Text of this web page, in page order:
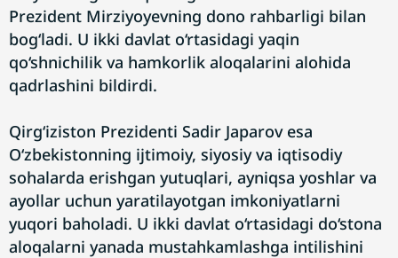
Prezident Mirziyoyevning dono rahbarligi bilan
bog‘ladi. U ikki davlat o‘rtasidagi yaqin
qo‘shnichilik va hamkorlik aloqalarini alohida
qadrlashini bildirdi.
Qirg‘iziston Prezidenti Sadir Japarov esa
O‘zbekistonning ijtimoiy, siyosiy va iqtisodiy
sohalarda erishgan yutuqlari, ayniqsa yoshlar va
ayollar uchun yaratilayotgan imkoniyatlarni
yuqori baholadi. U ikki davlat o‘rtasidagi do‘stona
aloqalarni yanada mustahkamlashga intilishini